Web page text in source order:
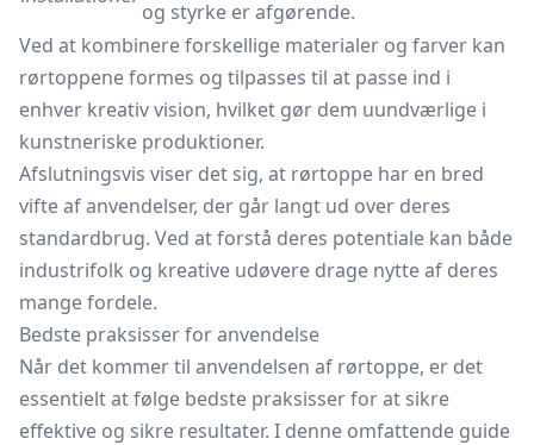
og styrke er afgørende.
Ved at kombinere forskellige materialer og farver kan
rørtoppene formes og tilpasses til at passe ind i
enhver kreativ vision, hvilket gør dem uundværlige i
kunstneriske produktioner.
Afslutningsvis viser det sig, at rørtoppe har en bred
vifte af anvendelser, der går langt ud over deres
standardbrug. Ved at forstå deres potentiale kan både
industrifolk og kreative udøvere drage nytte af deres
mange fordele.
Bedste praksisser for anvendelse
Når det kommer til anvendelsen af rørtoppe, er det
essentielt at følge bedste praksisser for at sikre
effektive og sikre resultater. I denne omfattende guide